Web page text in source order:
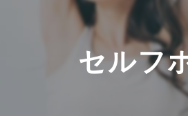
セルフ